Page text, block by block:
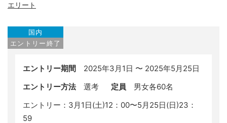
エリート
国内
エントリー終了
エントリー期間 2025年3月1日 〜 2025年5月25日
エントリー方法選考 定員 男女各60名
エントリー：3月1日(土)12：00〜5月25日(日)23：
59